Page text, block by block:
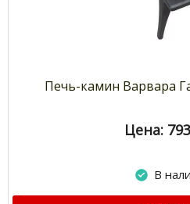
Печь-камин Варвара
Цена: 793
В